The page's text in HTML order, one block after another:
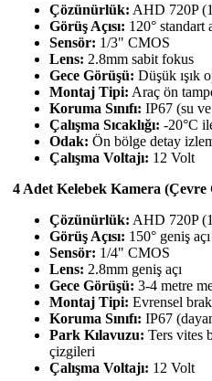
Çözünürlük: AHD 720P
Görüş Açısı: 120° standart
Sensör: 1/3" CMOS
Lens: 2.8mm sabit fokus
Gece Görüşü: Düşük ışık
Montaj Tipi: Araç ön
Koruma Sınıfı: IP67 (su
Çalışma Sıcaklığı: -20°C
Odak: Ön bölge detay
Çalışma Voltajı: 12 Volt
4 Adet Kelebek Kamera (Çevre
Çözünürlük: AHD 720P
Görüş Açısı: 150° geniş açı
Sensör: 1/4" CMOS
Lens: 2.8mm geniş açı
Gece Görüşü: 3-4 metre
Montaj Tipi: Evrensel
Koruma Sınıfı: IP67
Park Kılavuzu: Ters vites
çizgileri
Çalışma Voltajı: 12 Volt